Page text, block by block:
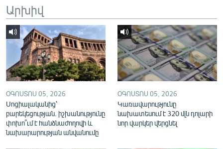
Հայերեն
English
Русский
ՀԵՏԵՎԵՔ ՄԵԶ
Արխիվ
ՕԳՈՍՏՈՍ 05, 2026
Սոցիալականից՝
բարեկեցության. իշխանությունը
փոխո՞ւմ է հանձնաժողովի և
նախարարության անվանումը
ՕԳՈՍՏՈՍ 05, 2026
Կառավարությունը
նախատեսում է 320 մլն դոլարի
նոր վարկեր վերցնել